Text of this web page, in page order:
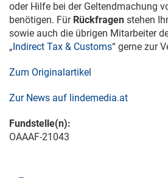
oder Hilfe bei der Geltendmachung
benötigen. Für Rückfragen stehen
sowie auch die übrigen Mitarbeiter
„Indirect Tax & Customs​​​​​​​“ gerne zur
Zum Originalartikel
Zur News auf lindemedia.at
Fundstelle(n):
OAAAF-21043